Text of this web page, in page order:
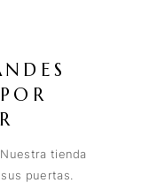
tienda
puertas.